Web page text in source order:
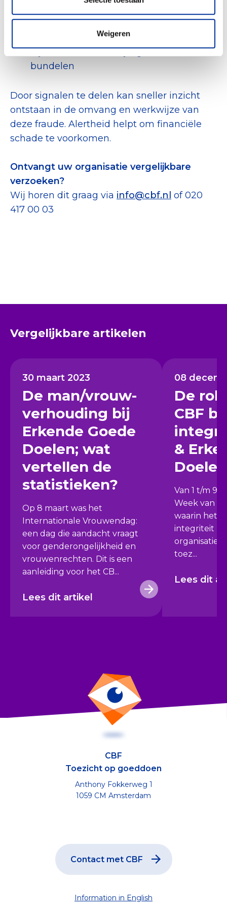
Weigeren
de politie (aangifte)
bij het CBF, zodat wij signalen kunnen
bundelen
Door signalen te delen kan sneller inzicht
ontstaan in de omvang en werkwijze van
deze fraude. Alertheid helpt om financiële
schade te voorkomen.
Ontvangt uw organisatie vergelijkbare
verzoeken?
Wij horen dit graag via info@cbf.nl of 020
417 00 03
Vergelijkbare artikelen
30 maart 2023
De man/vrouw-
verhouding bij
Erkende Goede
Doelen; wat
vertellen de
statistieken?
Op 8 maart was het
Internationale Vrouwendag:
een dag die aandacht vraagt
voor genderongelijkheid en
vrouwenrechten. Dit is een
aanleiding voor het CB...
Lees dit artikel
08
De rol
CBF bij
&
Doelen
Van 1 t/m 9
Week van
waarin het
integriteit
organisaties
toez...
Lees dit
CBF
Toezicht op goeddoen
Anthony Fokkerweg 1
1059 CM Amsterdam
Contact met CBF
Information in English